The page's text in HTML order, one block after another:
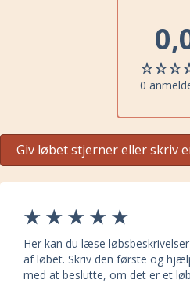
0
Giv løbet stjerner eller skriv
Her kan du læse
af løbet. Skriv den første og
med at beslutte, om det er et